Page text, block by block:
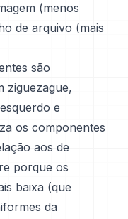
(menos
de arquivo (mais
são
ziguezague,
e
os componentes
aos de
porque os
baixa (que
da